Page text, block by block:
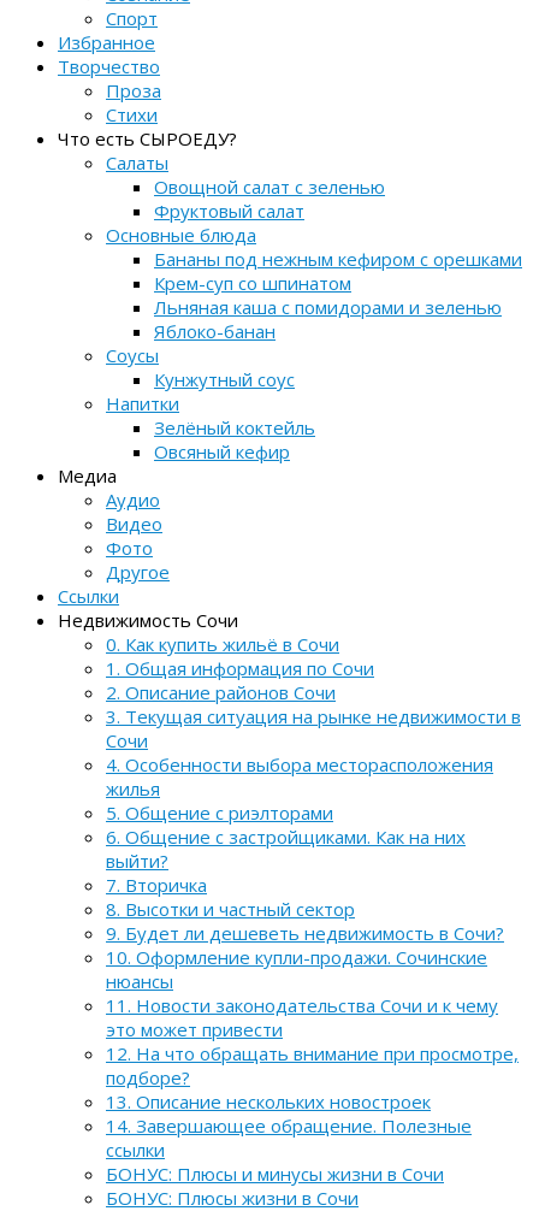
Спорт
Избранное
Творчество
Проза
Стихи
Что есть СЫРОЕДУ?
Салаты
Овощной салат с зеленью
Фруктовый салат
Основные блюда
Бананы под нежным кефиром с орешками
Крем-суп со шпинатом
Льняная каша с помидорами и зеленью
Яблоко-банан
Соусы
Кунжутный соус
Напитки
Зелёный коктейль
Овсяный кефир
Медиа
Аудио
Видео
Фото
Другое
Ссылки
Недвижимость Сочи
0. Как купить жильё в Сочи
1. Общая информация по Сочи
2. Описание районов Сочи
3. Текущая ситуация на рынке недвижимости в
Сочи
4. Особенности выбора месторасположения
жилья
5. Общение с риэлторами
6. Общение с застройщиками. Как на них
выйти?
7. Вторичка
8. Высотки и частный сектор
9. Будет ли дешеветь недвижимость в Сочи?
10. Оформление купли-продажи. Сочинские
нюансы
11. Новости законодательства Сочи и к чему
это может привести
12. На что обращать внимание при просмотре,
подборе?
13. Описание нескольких новостроек
14. Завершающее обращение. Полезные
ссылки
БОНУС: Плюсы и минусы жизни в Сочи
БОНУС: Плюсы жизни в Сочи